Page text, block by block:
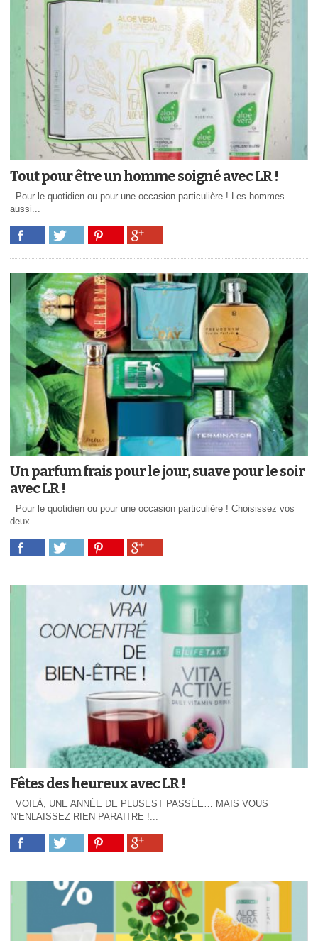
Tout pour être un homme soigné avec LR !
Pour le quotidien ou pour une occasion particulière ! Les hommes
aussi...
Un parfum frais pour le jour, suave pour le soir
avec LR !
Pour le quotidien ou pour une occasion particulière ! Choisissez vos
deux...
Fêtes des heureux avec LR !
VOILÀ, UNE ANNÉE DE PLUSEST PASSÉE… MAIS VOUS
N’ENLAISSEZ RIEN PARAITRE !...